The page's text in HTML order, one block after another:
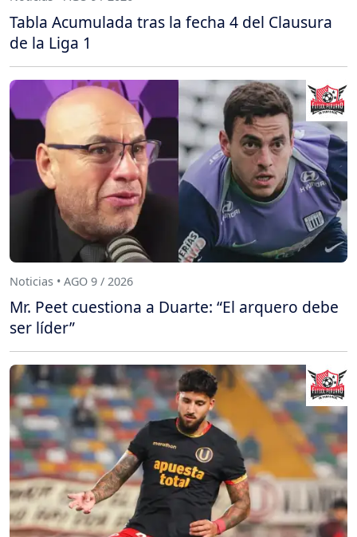
Tabla Acumulada tras la fecha 4 del Clausura
de la Liga 1
Noticias • AGO 9 / 2026
Mr. Peet cuestiona a Duarte: “El arquero debe
ser líder”